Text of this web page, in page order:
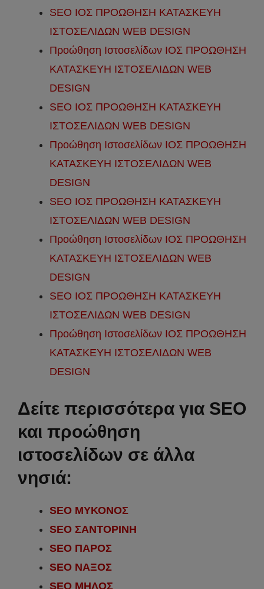
SEO ΙΟΣ ΠΡΟΩΘΗΣΗ ΚΑΤΑΣΚΕΥΗ
ΙΣΤΟΣΕΛΙΔΩΝ WEB DESIGN
Προώθηση Ιστοσελίδων ΙΟΣ ΠΡΟΩΘΗΣΗ
ΚΑΤΑΣΚΕΥΗ ΙΣΤΟΣΕΛΙΔΩΝ WEB
DESIGN
SEO ΙΟΣ ΠΡΟΩΘΗΣΗ ΚΑΤΑΣΚΕΥΗ
ΙΣΤΟΣΕΛΙΔΩΝ WEB DESIGN
Προώθηση Ιστοσελίδων ΙΟΣ ΠΡΟΩΘΗΣΗ
ΚΑΤΑΣΚΕΥΗ ΙΣΤΟΣΕΛΙΔΩΝ WEB
DESIGN
SEO ΙΟΣ ΠΡΟΩΘΗΣΗ ΚΑΤΑΣΚΕΥΗ
ΙΣΤΟΣΕΛΙΔΩΝ WEB DESIGN
Προώθηση Ιστοσελίδων ΙΟΣ ΠΡΟΩΘΗΣΗ
ΚΑΤΑΣΚΕΥΗ ΙΣΤΟΣΕΛΙΔΩΝ WEB
DESIGN
SEO ΙΟΣ ΠΡΟΩΘΗΣΗ ΚΑΤΑΣΚΕΥΗ
ΙΣΤΟΣΕΛΙΔΩΝ WEB DESIGN
Προώθηση Ιστοσελίδων ΙΟΣ ΠΡΟΩΘΗΣΗ
ΚΑΤΑΣΚΕΥΗ ΙΣΤΟΣΕΛΙΔΩΝ WEB
DESIGN
Δείτε περισσότερα για SEO
και προώθηση
ιστοσελίδων σε άλλα
νησιά:
SEO ΜΥΚΟΝΟΣ
SEO ΣΑΝΤΟΡΙΝΗ
SEO ΠΑΡΟΣ
SEO ΝΑΞΟΣ
SEO ΜΗΛΟΣ